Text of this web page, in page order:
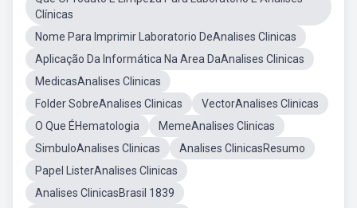
Clínicas
Nome Para Imprimir Laboratorio DeAnalises Clinicas
Aplicação Da Informática Na Area DaAnalises Clinicas
MedicasAnalises Clinicas
Folder SobreAnalises Clinicas
VectorAnalises Clinicas
O Que ÉHematologia
MemeAnalises Clinicas
SimbuloAnalises Clinicas
Analises ClinicasResumo
Papel ListerAnalises Clinicas
Analises ClinicasBrasil 1839